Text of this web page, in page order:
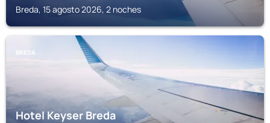
Breda, 15 agosto 2026, 2 noches
BREDA
Hotel Keyser Breda